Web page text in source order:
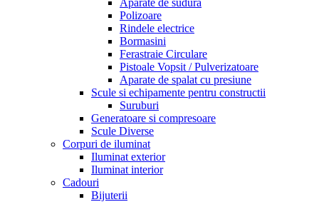
Polizoare
Rindele electrice
Bormasini
Ferastraie Circulare
Pistoale Vopsit / Pulverizatoare
Aparate de spalat cu presiune
Scule si echipamente pentru constructii
Suruburi
Generatoare si compresoare
Scule Diverse
Corpuri de iluminat
Iluminat exterior
Iluminat interior
Cadouri
Bijuterii